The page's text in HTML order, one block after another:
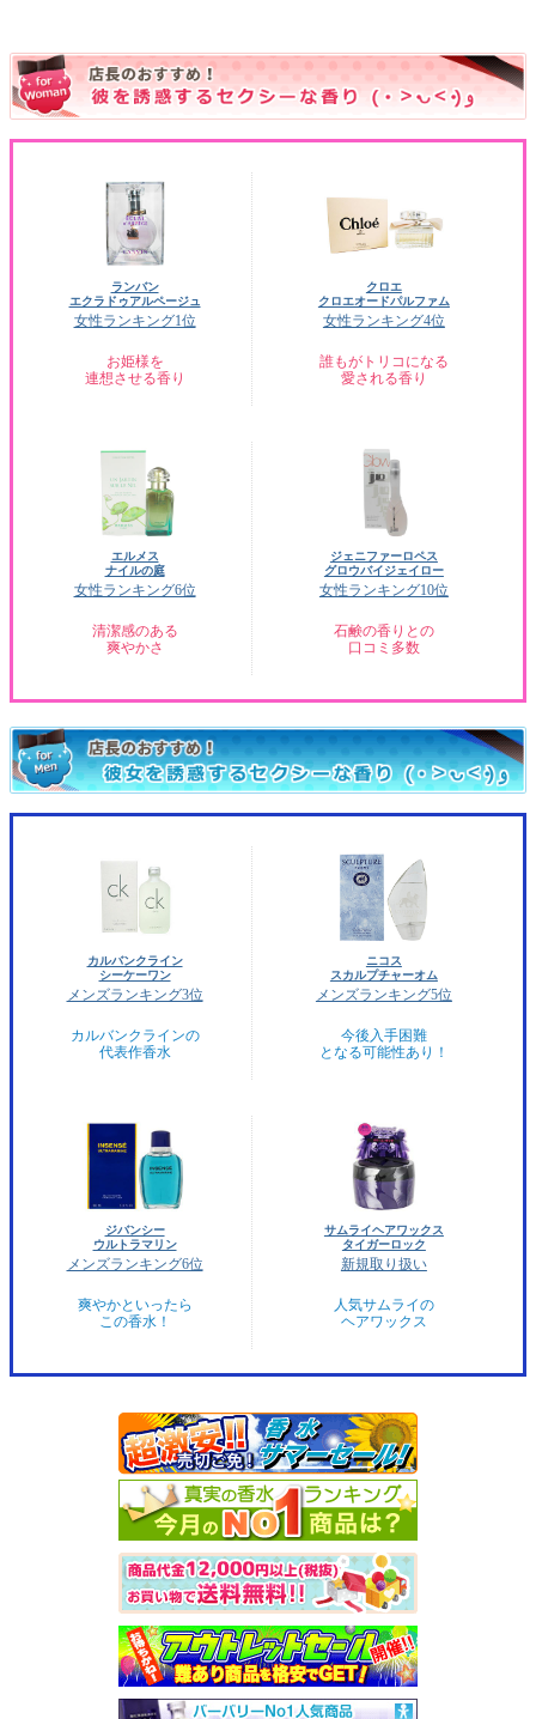
ランバン
エクラドゥアルページュ
女性ランキング1位
お姫様を
連想させる香り
クロエ
クロエオードパルファム
女性ランキング4位
誰もがトリコになる
愛される香り
エルメス
ナイルの庭
女性ランキング6位
清潔感のある
爽やかさ
ジェニファーロペス
グロウバイジェイロー
女性ランキング10位
石鹸の香りとの
口コミ多数
カルバンクライン
シーケーワン
メンズランキング3位
カルバンクラインの
代表作香水
ニコス
スカルプチャーオム
メンズランキング5位
今後入手困難
となる可能性あり！
ジバンシー
ウルトラマリン
メンズランキング6位
爽やかといったら
この香水！
サムライヘアワックス
タイガーロック
新規取り扱い
人気サムライの
ヘアワックス